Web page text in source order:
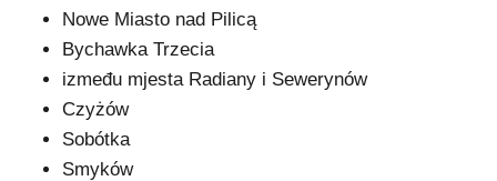
Nowe Miasto nad Pilicą
Bychawka Trzecia
između mjesta Radiany i Sewerynów
Czyżów
Sobótka
Smyków